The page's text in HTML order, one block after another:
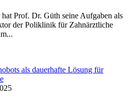
Prof. Dr. Güth seine Aufgaben als
der Poliklinik für Zahnärztliche